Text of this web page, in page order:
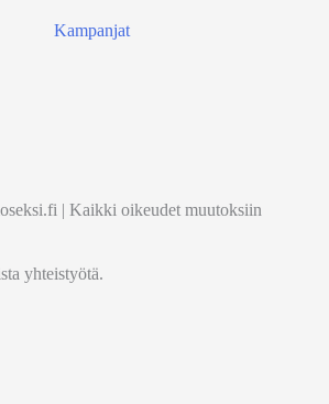
Kampanjat
| Kaikki oikeudet muutoksiin
yhteistyötä.